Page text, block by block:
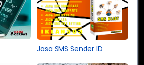
Jasa SMS Sender ID